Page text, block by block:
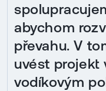
abychom
převahu. V
uvést projekt
vodíkovým